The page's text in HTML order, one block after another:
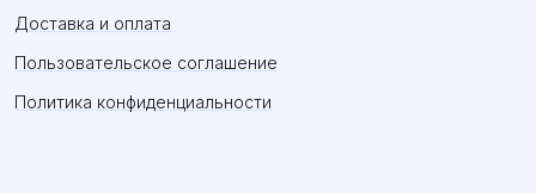
Доставка и оплата
Пользовательское соглашение
Политика конфиденциальности